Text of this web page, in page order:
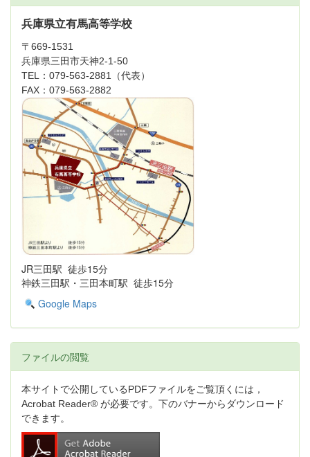
兵庫県立有馬高等学校
〒669-1531
兵庫県三田市天神2-1-50
TEL：079-563-2881（代表）
FAX：079-563-2882
JR三田駅 徒歩15分
神鉄三田駅・三田本町駅 徒歩15分
Google Maps
ファイルの閲覧
本サイトで公開しているPDFファイルをご覧頂くには，
Acrobat Reader® が必要です。下のバナーからダウンロード
できます。